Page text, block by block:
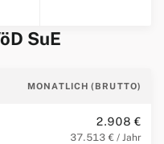
SuE
MONATLICH (BRUTTO)
2.908 €
37.513 € / Jahr